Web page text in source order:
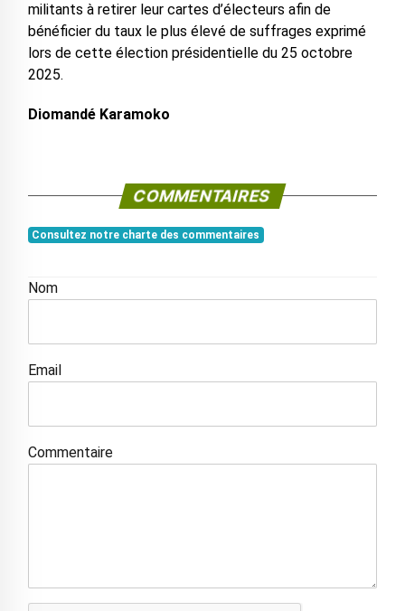
militants à retirer leur cartes d’électeurs afin de
bénéficier du taux le plus élevé de suffrages exprimé
lors de cette élection présidentielle du 25 octobre
2025.
Diomandé Karamoko
COMMENTAIRES
Consultez notre charte des commentaires
Nom
Email
Commentaire